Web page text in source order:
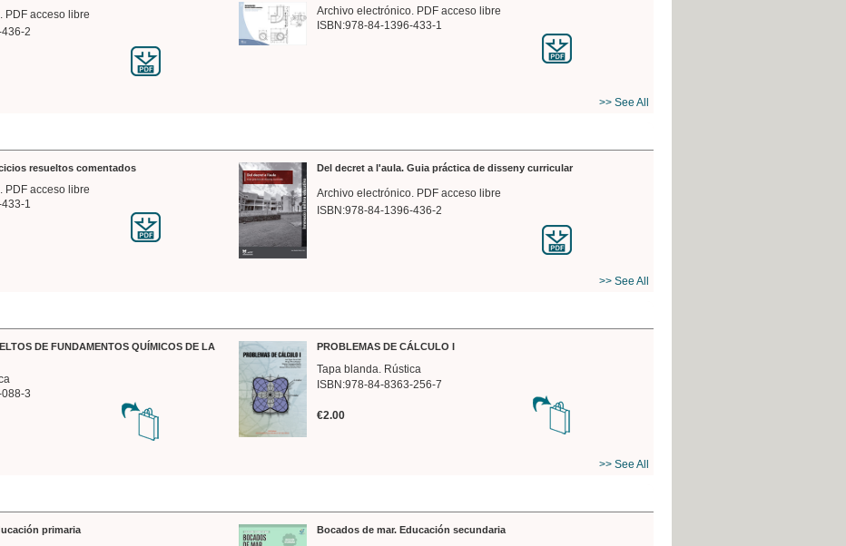
PDF acceso libre
2
Archivo electrónico. PDF acceso libre
ISBN:978-84-1396-433-1
>> See All
resueltos comentados
PDF acceso libre
1
Del decret a l'aula. Guia práctica de disseny curricular
Archivo electrónico. PDF acceso libre
ISBN:978-84-1396-436-2
>> See All
DE FUNDAMENTOS QUÍMICOS DE LA
3
PROBLEMAS DE CÁLCULO I
Tapa blanda. Rústica
ISBN:978-84-8363-256-7
€2.00
>> See All
primaria Bocados de mar. Educación secundaria